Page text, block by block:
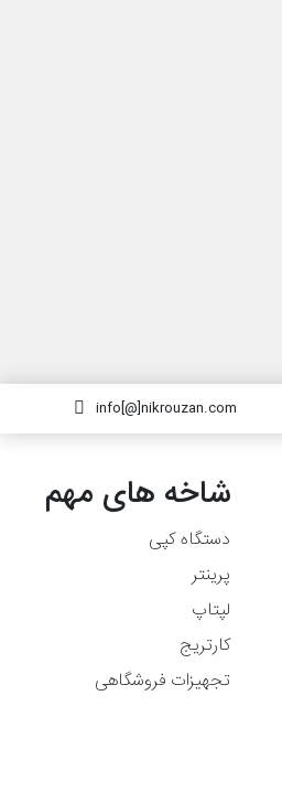
info[@]nikrouzan.com
شاخه های مهم
دستگاه کپی
پرینتر
لپتاپ
کارتریج
تجهیزات فروشگاهی